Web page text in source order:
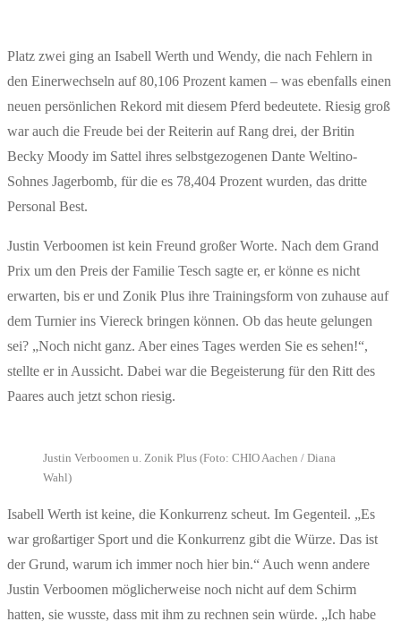
Platz zwei ging an Isabell Werth und Wendy, die nach Fehlern in
den Einerwechseln auf 80,106 Prozent kamen – was ebenfalls einen
neuen persönlichen Rekord mit diesem Pferd bedeutete. Riesig groß
war auch die Freude bei der Reiterin auf Rang drei, der Britin
Becky Moody im Sattel ihres selbstgezogenen Dante Weltino-
Sohnes Jagerbomb, für die es 78,404 Prozent wurden, das dritte
Personal Best.
Justin Verboomen ist kein Freund großer Worte. Nach dem Grand
Prix um den Preis der Familie Tesch sagte er, er könne es nicht
erwarten, bis er und Zonik Plus ihre Trainingsform von zuhause auf
dem Turnier ins Viereck bringen können. Ob das heute gelungen
sei? „Noch nicht ganz. Aber eines Tages werden Sie es sehen!“,
stellte er in Aussicht. Dabei war die Begeisterung für den Ritt des
Paares auch jetzt schon riesig.
Justin Verboomen u. Zonik Plus (Foto: CHIO Aachen / Diana
Wahl)
Isabell Werth ist keine, die Konkurrenz scheut. Im Gegenteil. „Es
war großartiger Sport und die Konkurrenz gibt die Würze. Das ist
der Grund, warum ich immer noch hier bin.“ Auch wenn andere
Justin Verboomen möglicherweise noch nicht auf dem Schirm
hatten, sie wusste, dass mit ihm zu rechnen sein würde. „Ich habe